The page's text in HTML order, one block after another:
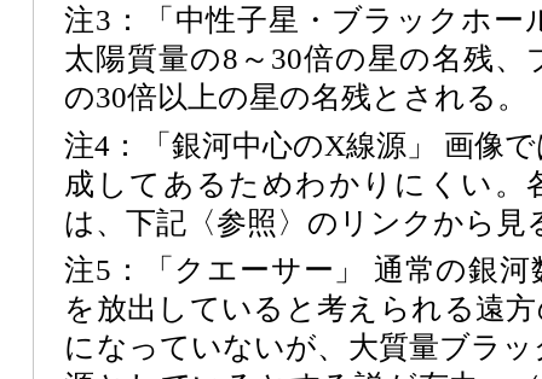
注3：「中性子星・ブラックホー
太陽質量の8～30倍の星の名残
の30倍以上の星の名残とされる。
注4：「銀河中心のX線源」 画像
成してあるためわかりにくい。
は、下記〈参照〉のリンクから見
注5：「クエーサー」 通常の銀
を放出していると考えられる遠
になっていないが、大質量ブラ